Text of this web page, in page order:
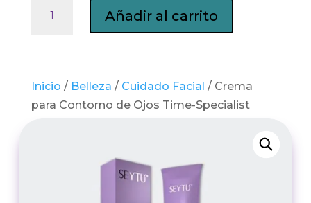
Ojos
Time-
Añadir al carrito
Inicio / Belleza / Cuidado Facial / Crema
para Contorno de Ojos Time-Specialist